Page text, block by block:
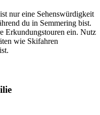
nur eine Sehenswürdigkeit
du in Semmering bist.
Erkundungstouren ein. Nutz
wie Skifahren